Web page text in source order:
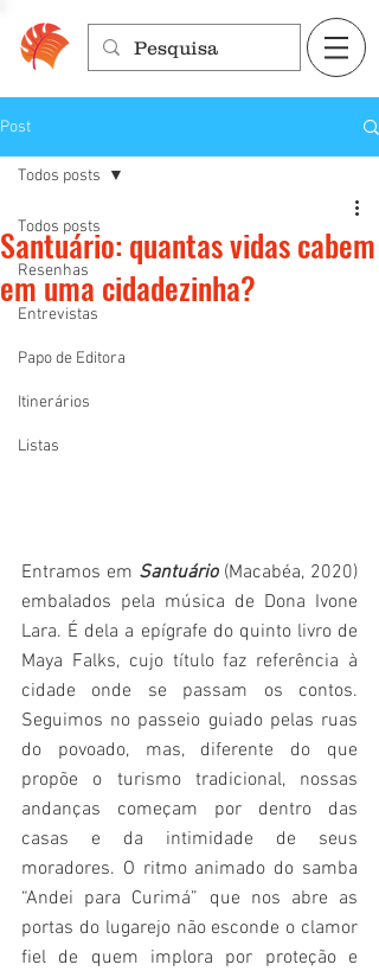
Post
Todos posts
Resenhas
Entrevistas
Papo de Editora
Itinerários
Listas
Todos posts
Santuário: quantas vidas cabem
em uma cidadezinha?
Entramos em Santuário (Macabéa, 2020)
embalados pela música de Dona Ivone
Lara. É dela a epígrafe do quinto livro de
Maya Falks, cujo título faz referência à
cidade onde se passam os contos.
Seguimos no passeio guiado pelas ruas
do povoado, mas, diferente do que
propõe o turismo tradicional, nossas
andanças começam por dentro das
casas e da intimidade de seus
moradores. O ritmo animado do samba
“Andei para Curimá” que nos abre as
portas do lugarejo não esconde o clamor
fiel de quem implora por proteção e